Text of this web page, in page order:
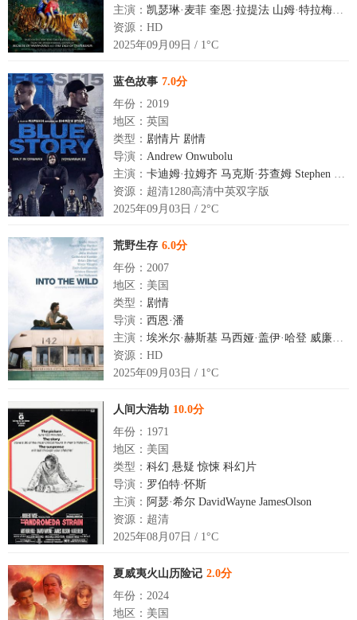
主演： 凯瑟琳·麦菲 奎恩·拉提法 山姆·特拉梅尔
资源：HD
2025年09月09日 / 1°C
蓝色故事 7.0分
年份：2019
地区：英国
类型： 剧情片 剧情
导演： Andrew Onwubolu
主演： 卡迪姆·拉姆齐 马克斯·芬查姆 Stephen
资源：超清1280高清中英双字版
2025年09月03日 / 2°C
荒野生存 6.0分
年份：2007
地区：美国
类型： 剧情
导演： 西恩·潘
主演： 埃米尔·赫斯基 马西娅·盖伊·哈登 威廉·赫特
资源：HD
2025年09月03日 / 1°C
人间大浩劫 10.0分
年份：1971
地区：美国
类型： 科幻 悬疑 惊悚 科幻片
导演： 罗伯特·怀斯
主演： 阿瑟·希尔 DavidWayne JamesOlson
资源：超清
2025年08月07日 / 1°C
夏威夷火山历险记 2.0分
年份：2024
地区：美国